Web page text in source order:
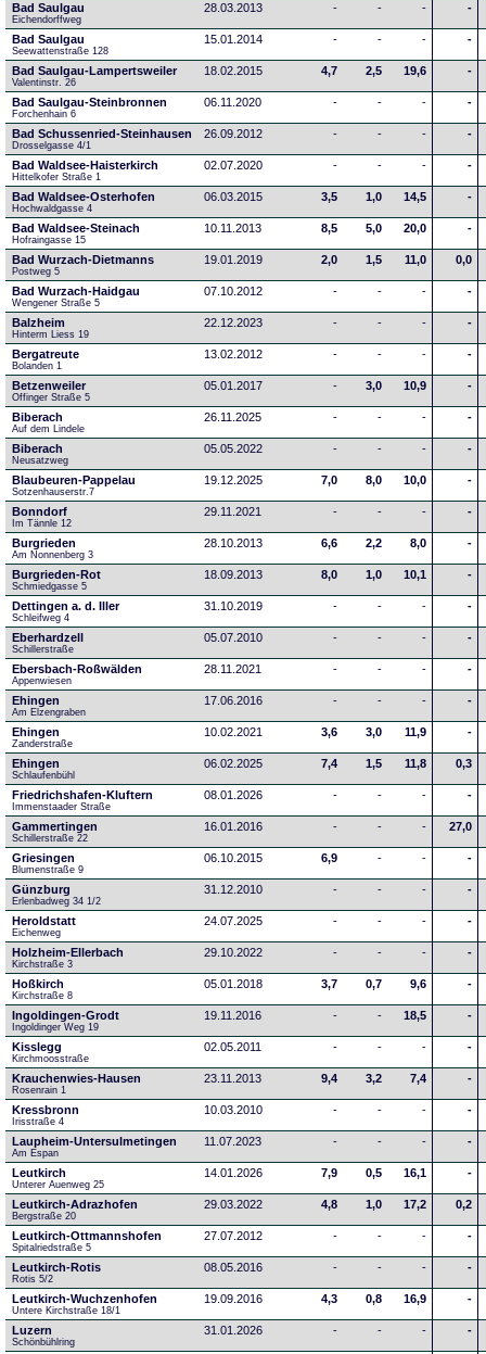
Bad Saulgau
Eichendorffweg
28.03.2013 - - - -
Bad Saulgau
Seewattenstraße 128
15.01.2014 - - - -
Bad Saulgau-Lampertsweiler
Valentinstr. 26
18.02.2015 4,7 2,5 19,6 -
Bad Saulgau-Steinbronnen
Forchenhain 6
06.11.2020 - - - -
Bad Schussenried-Steinhausen
Drosselgasse 4/1
26.09.2012 - - - -
Bad Waldsee-Haisterkirch
Hittelkofer Straße 1
02.07.2020 - - - -
Bad Waldsee-Osterhofen
Hochwaldgasse 4
06.03.2015 3,5 1,0 14,5 -
Bad Waldsee-Steinach
Hofraingasse 15
10.11.2013 8,5 5,0 20,0 -
Bad Wurzach-Dietmanns
Postweg 5
19.01.2019 2,0 1,5 11,0 0,0
Bad Wurzach-Haidgau
Wengener Straße 5
07.10.2012 - - - -
Balzheim
Hinterm Liess 19
22.12.2023 - - - -
Bergatreute
Bolanden 1
13.02.2012 - - - -
Betzenweiler
Offinger Straße 5
05.01.2017 - 3,0 10,9 -
Biberach
Auf dem Lindele
26.11.2025 - - - -
Biberach
Neusatzweg
05.05.2022 - - - -
Blaubeuren-Pappelau
Sotzenhauserstr.7
19.12.2025 7,0 8,0 10,0 -
Bonndorf
Im Tännle 12
29.11.2021 - - - -
Burgrieden
Am Nonnenberg 3
28.10.2013 6,6 2,2 8,0 -
Burgrieden-Rot
Schmiedgasse 5
18.09.2013 8,0 1,0 10,1 -
Dettingen a. d. Iller
Schleifweg 4
31.10.2019 - - - -
Eberhardzell
Schillerstraße
05.07.2010 - - - -
Ebersbach-Roßwälden
Appenwiesen
28.11.2021 - - - -
Ehingen
Am Elzengraben
17.06.2016 - - - -
Ehingen
Zanderstraße
10.02.2021 3,6 3,0 11,9 -
Ehingen
Schlaufenbühl
06.02.2025 7,4 1,5 11,8 0,3
Friedrichshafen-Kluftern
Immenstaader Straße
08.01.2026 - - - -
Gammertingen
Schillerstraße 22
16.01.2016 - - - 27,0
Griesingen
Blumenstraße 9
06.10.2015 6,9 - - -
Günzburg
Erlenbadweg 34 1/2
31.12.2010 - - - -
Heroldstatt
Eichenweg
24.07.2025 - - - -
Holzheim-Ellerbach
Kirchstraße 3
29.10.2022 - - - -
Hoßkirch
Kirchstraße 8
05.01.2018 3,7 0,7 9,6 -
Ingoldingen-Grodt
Ingoldinger Weg 19
19.11.2016 - - 18,5 -
Kisslegg
Kirchmoosstraße
02.05.2011 - - - -
Krauchenwies-Hausen
Rosenrain 1
23.11.2013 9,4 3,2 7,4 -
Kressbronn
Irisstraße 4
10.03.2010 - - - -
Laupheim-Untersulmetingen
Am Espan
11.07.2023 - - - -
Leutkirch
Unterer Auenweg 25
14.01.2026 7,9 0,5 16,1 -
Leutkirch-Adrazhofen
Bergstraße 20
29.03.2022 4,8 1,0 17,2 0,2
Leutkirch-Ottmannshofen
Spitalriedstraße 5
27.07.2012 - - - -
Leutkirch-Rotis
Rotis 5/2
08.05.2016 - - - -
Leutkirch-Wuchzenhofen
Untere Kirchstraße 18/1
19.09.2016 4,3 0,8 16,9 -
Luzern
Schönbühlring
31.01.2026 - - - -